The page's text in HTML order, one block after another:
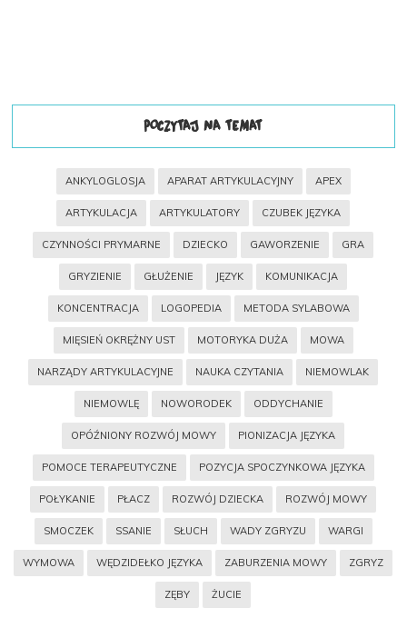
POCZYTAJ NA TEMAT
ANKYLOGLOSJA APARAT ARTYKULACYJNY APEX
ARTYKULACJA ARTYKULATORY CZUBEK JĘZYKA
CZYNNOŚCI PRYMARNE DZIECKO GAWORZENIE GRA
GRYZIENIE GŁUŻENIE JĘZYK KOMUNIKACJA
KONCENTRACJA LOGOPEDIA METODA SYLABOWA
MIĘSIEŃ OKRĘŻNY UST MOTORYKA DUŻA MOWA
NARZĄDY ARTYKULACYJNE NAUKA CZYTANIA NIEMOWLAK
NIEMOWLĘ NOWORODEK ODDYCHANIE
OPÓŹNIONY ROZWÓJ MOWY PIONIZACJA JĘZYKA
POMOCE TERAPEUTYCZNE POZYCJA SPOCZYNKOWA JĘZYKA
POŁYKANIE PŁACZ ROZWÓJ DZIECKA ROZWÓJ MOWY
SMOCZEK SSANIE SŁUCH WADY ZGRYZU WARGI
WYMOWA WĘDZIDEŁKO JĘZYKA ZABURZENIA MOWY ZGRYZ
ZĘBY ŻUCIE